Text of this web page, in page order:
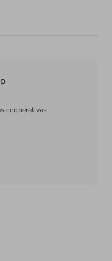
cooperativas